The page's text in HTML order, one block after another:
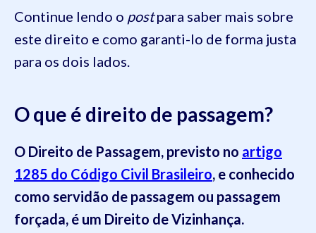
Continue lendo o postpara saber mais sobre
este direito e como garanti-lo de forma justa
para os dois lados.
O que é direito de passagem?
O Direito de Passagem, previsto no artigo
1285 do Código Civil Brasileiro, e conhecido
como servidão de passagem ou passagem
forçada, é um Direito de Vizinhança.